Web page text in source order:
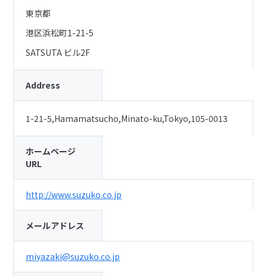
東京都
港区浜松町1-21-5
SATSUTA ビル2F
Address
1-21-5,Hamamatsucho,Minato-ku,Tokyo,105-0013
ホームページ
URL
http://www.suzuko.co.jp
メールアドレス
miyazaki@suzuko.co.jp